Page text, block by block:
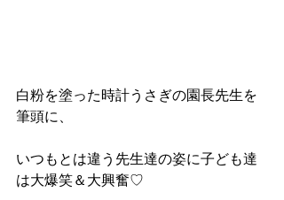
白粉を塗った時計うさぎの園長先生を
筆頭に、
いつもとは違う先生達の姿に子ども達
は大爆笑＆大興奮♡